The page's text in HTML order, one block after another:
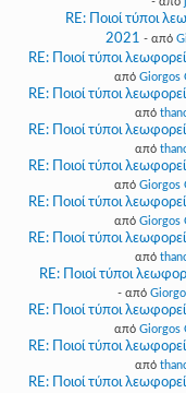
RE: Ποιοί τύποι
2021 - από
RE: Ποιοί τύποι
από Giorgos
RE: Ποιοί τύποι
από
RE: Ποιοί τύποι
από
RE: Ποιοί τύποι
από Giorgos
RE: Ποιοί τύποι
από Giorgos
RE: Ποιοί τύποι
από
RE: Ποιοί τύποι
- από
RE: Ποιοί τύποι
από Giorgos
RE: Ποιοί τύποι
από
RE: Ποιοί τύποι